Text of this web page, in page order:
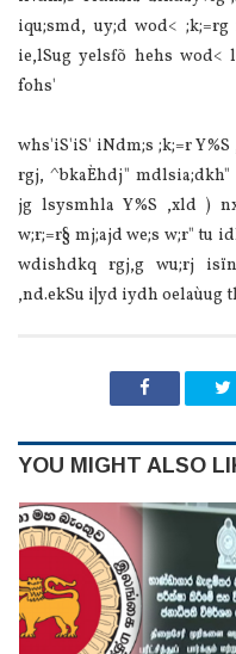
iqu;smd, uy;d wod<
ie,lSug yelsfõ hehs wod<
fohs'
whs'iS'iS' iNdm;s ;k;=r
rgj, ^bkaÈhdj"
jg lsysmhla Y%S ,xld )
w;r;=r§ mj;ajd we;s w;r" tu
wdishdkq rgj,g wu;rj
,nd.ekSu i|yd iydh oelaùug
YOU MIGHT ALSO